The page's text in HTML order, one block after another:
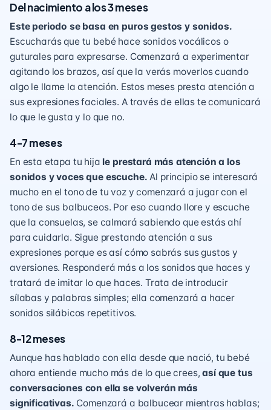
Del nacimiento a los 3 meses
Este periodo se basa en puros gestos y sonidos.
Escucharás que tu bebé hace sonidos vocálicos o
guturales para expresarse. Comenzará a experimentar
agitando los brazos, así que la verás moverlos cuando
algo le llame la atención. Estos meses presta atención a
sus expresiones faciales. A través de ellas te comunicará
lo que le gusta y lo que no.
4-7 meses
En esta etapa tu hija le prestará más atención a los
sonidos y voces que escuche. Al principio se interesará
mucho en el tono de tu voz y comenzará a jugar con el
tono de sus balbuceos. Por eso cuando llore y escuche
que la consuelas, se calmará sabiendo que estás ahí
para cuidarla. Sigue prestando atención a sus
expresiones porque es así cómo sabrás sus gustos y
aversiones. Responderá más a los sonidos que haces y
tratará de imitar lo que haces. Trata de introducir
sílabas y palabras simples; ella comenzará a hacer
sonidos silábicos repetitivos.
8-12 meses
Aunque has hablado con ella desde que nació, tu bebé
ahora entiende mucho más de lo que crees,así que tus
conversaciones con ella se volverán más
significativas. Comenzará a balbucear mientras hablas;